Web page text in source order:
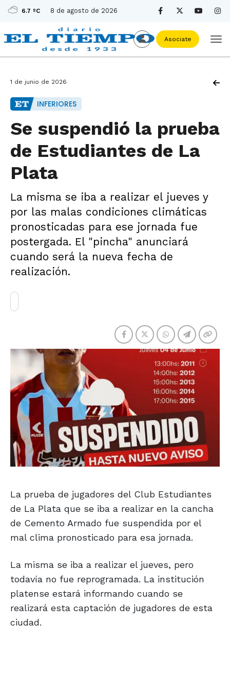
6.7 ºC 8 de agosto de 2026
Asociate
1 de junio de 2026
INFERIORES
Se suspendió la prueba
de Estudiantes de La
Plata
La misma se iba a realizar el jueves y
por las malas condiciones climáticas
pronosticadas para ese jornada fue
postergada. El "pincha" anunciará
cuando será la nueva fecha de
realización.
La prueba de jugadores del Club Estudiantes
de La Plata que se iba a realizar en la cancha
de Cemento Armado fue suspendida por el
mal clima pronosticado para esa jornada.
La misma se iba a realizar el jueves, pero
todavía no fue reprogramada. La institución
platense estará informando cuando se
realizará esta captación de jugadores de esta
ciudad.